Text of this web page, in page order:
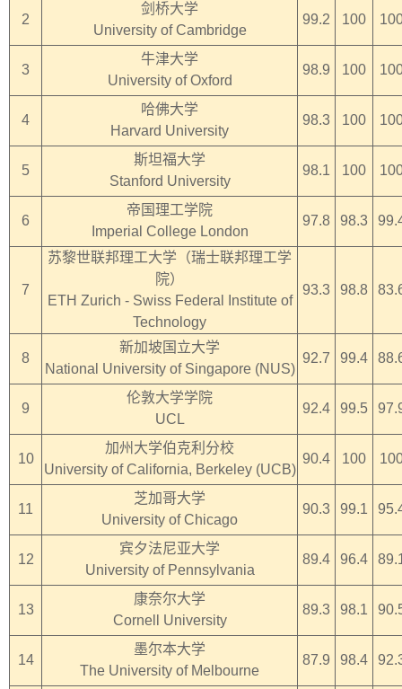
2
剑桥大学
University of Cambridge
99.2 100
3
牛津大学
University of Oxford
98.9 100
4
哈佛大学
Harvard University
98.3 100
5
斯坦福大学
Stanford University
98.1 100
6
帝国理工学院
Imperial College London
97.8 98.3
7
苏黎世联邦理工大学（瑞士联邦理工学
院）
ETH Zurich - Swiss Federal Institute of
Technology
93.3 98.8
8
新加坡国立大学
National University of Singapore (NUS)
92.7 99.4
9
伦敦大学学院
UCL
92.4 99.5
10
加州大学伯克利分校
University of California, Berkeley (UCB)
90.4 100
11
芝加哥大学
University of Chicago
90.3 99.1
12
宾夕法尼亚大学
University of Pennsylvania
89.4 96.4
13
康奈尔大学
Cornell University
89.3 98.1
14
墨尔本大学
The University of Melbourne
87.9 98.4